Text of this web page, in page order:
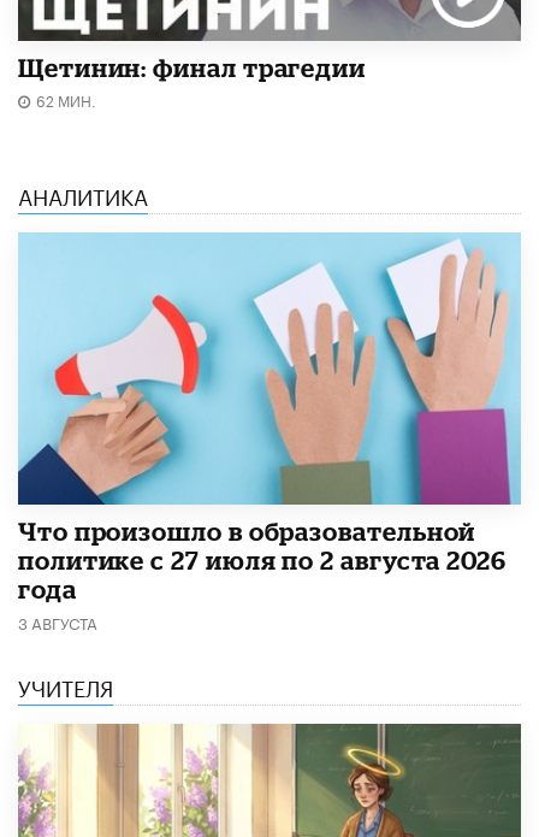
Щетинин: финал трагедии
62 МИН.
АНАЛИТИКА
​Что произошло в образовательной
политике с 27 июля по 2 августа 2026
года
3 АВГУСТА
УЧИТЕЛЯ